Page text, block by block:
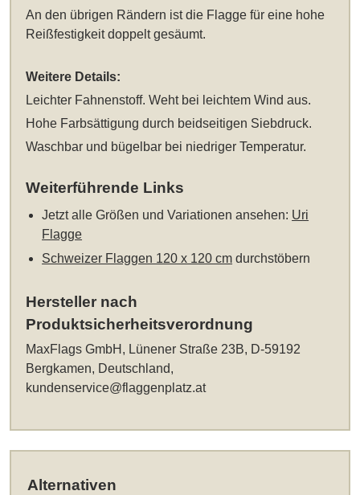
An den übrigen Rändern ist die Flagge für eine hohe
Reißfestigkeit doppelt gesäumt.
Weitere Details:
Leichter Fahnenstoff. Weht bei leichtem Wind aus.
Hohe Farbsättigung durch beidseitigen Siebdruck.
Waschbar und bügelbar bei niedriger Temperatur.
Weiterführende Links
Jetzt alle Größen und Variationen ansehen: Uri
Flagge
Schweizer Flaggen 120 x 120 cm durchstöbern
Hersteller nach
Produktsicherheitsverordnung
MaxFlags GmbH, Lünener Straße 23B, D-59192
Bergkamen, Deutschland,
kundenservice@flaggenplatz.at
Alternativen